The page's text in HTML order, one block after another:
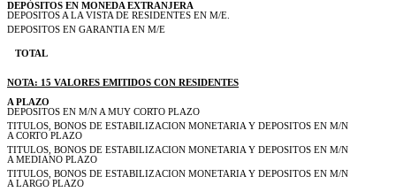
DEPÓSITOS EN MONEDA EXTRANJERA
DEPOSITOS A LA VISTA DE RESIDENTES EN M/E.
DEPOSITOS EN GARANTIA EN M/E
TOTAL
NOTA: 15 VALORES EMITIDOS CON RESIDENTES
A PLAZO
DEPOSITOS EN M/N A MUY CORTO PLAZO
TITULOS, BONOS DE ESTABILIZACION MONETARIA Y DEPOSITOS EN M/N
A CORTO PLAZO
TITULOS, BONOS DE ESTABILIZACION MONETARIA Y DEPOSITOS EN M/N
A MEDIANO PLAZO
TITULOS, BONOS DE ESTABILIZACION MONETARIA Y DEPOSITOS EN M/N
A LARGO PLAZO